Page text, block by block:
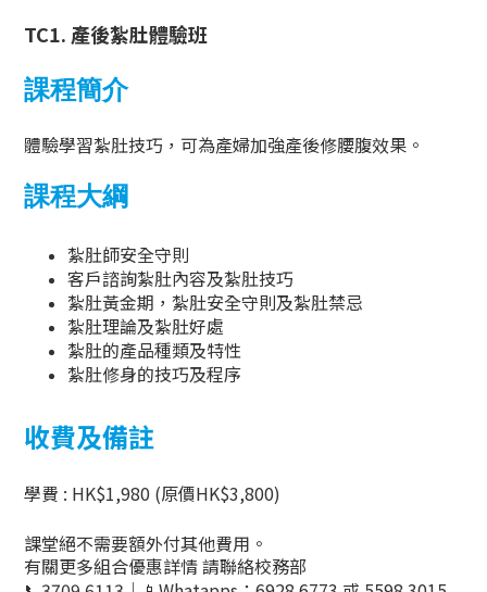
TC1. 產後紮肚體驗班
課程簡介
體驗學習紮肚技巧，可為產婦加強產後修腰腹效果。
課程大綱
紮肚師安全守則
客戶諮詢紮肚內容及紮肚技巧
紮肚黃金期，紮肚安全守則及紮肚禁忌
紮肚理論及紮肚好處
紮肚的產品種類及特性
紮肚修身的技巧及程序
收費及備註
學費 : HK$1,980 (原價HK$3,800)
課堂絕不需要額外付其他費用。
有關更多組合優惠詳情 請聯絡校務部